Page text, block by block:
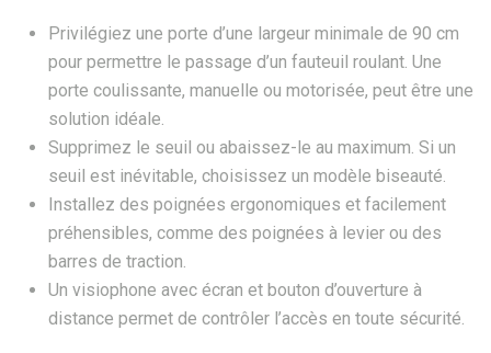
Privilégiez une porte d’une largeur minimale de 90 cm
pour permettre le passage d’un fauteuil roulant. Une
porte coulissante, manuelle ou motorisée, peut être une
solution idéale.
Supprimez le seuil ou abaissez-le au maximum. Si un
seuil est inévitable, choisissez un modèle biseauté.
Installez des poignées ergonomiques et facilement
préhensibles, comme des poignées à levier ou des
barres de traction.
Un visiophone avec écran et bouton d’ouverture à
distance permet de contrôler l’accès en toute sécurité.